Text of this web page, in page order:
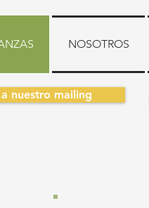
NOSOTROS
nuestro mailing